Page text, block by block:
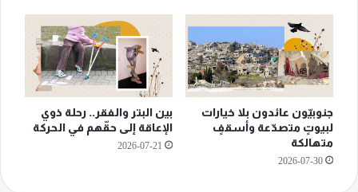
جنوبيّون عائدون بلا خيارات
لبيوتٍ متصدّعة وأسقفٍ
متهالكة
2026-07-30
بين البتر والفقر.. رحلة ذوي
الإعاقة إلى حقّهم في الحركة
2026-07-21